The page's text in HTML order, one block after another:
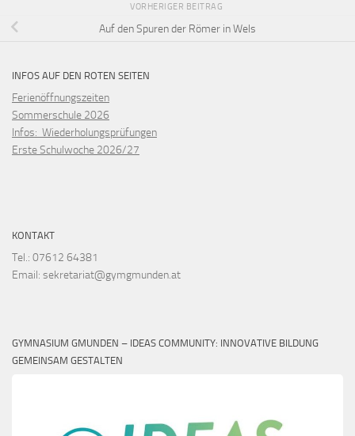
VORHERIGER BEITRAG
Auf den Spuren der Römer in Wels
INFOS AUF DEN ROTEN SEITEN
Ferienöffnungszeiten
Sommerschule 2026
Infos: Wiederholungsprüfungen
Erste Schulwoche 2026/27
KONTAKT
Tel.: 07612 64381
Email: sekretariat@gymgmunden.at
GYMNASIUM GMUNDEN – IDEAS COMMUNITY: INNOVATIVE BILDUNG
GEMEINSAM GESTALTEN